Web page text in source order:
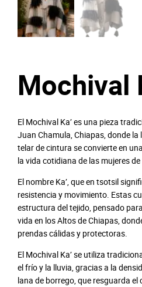
Mochival
El Mochival Ka’ es una pieza
Juan Chamula, Chiapas, donde la
telar de cintura se convierte en
la vida cotidiana de las mujeres
El nombre Ka’, que en tsotsil
resistencia y movimiento. Estas
estructura del tejido, pensado
vida en los Altos de Chiapas,
prendas cálidas y protectoras.
El Mochival Ka’ se utiliza
el frío y la lluvia, gracias a la
lana de borrego, que resguarda